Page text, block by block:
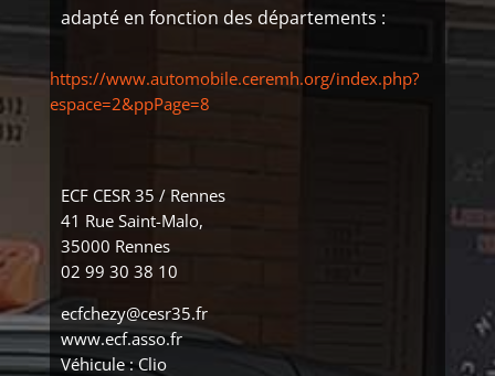
adapté en fonction des départements :
https://www.automobile.ceremh.org/index.php?
espace=2&ppPage=8
ECF CESR 35 / Rennes
41 Rue Saint-Malo,
35000 Rennes
02 99 30 38 10
ecfchezy@cesr35.fr
www.ecf.asso.fr
Véhicule : Clio